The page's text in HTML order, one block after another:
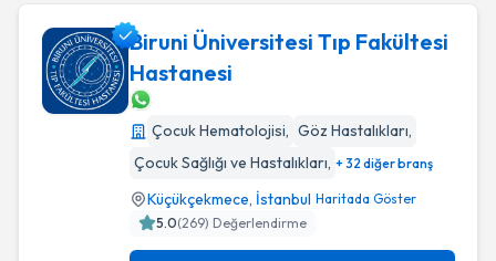
Biruni Üniversitesi Tıp Fakültesi Hastanesi
Biruni Üniversitesi Tıp Fakültesi
Hastanesi
Çocuk Hematolojisi, Göz Hastalıkları,
Çocuk Sağlığı ve Hastalıkları, + 32 diğer branş
Küçükçekmece, İstanbul Haritada Göster
5.0(269) Değerlendirme